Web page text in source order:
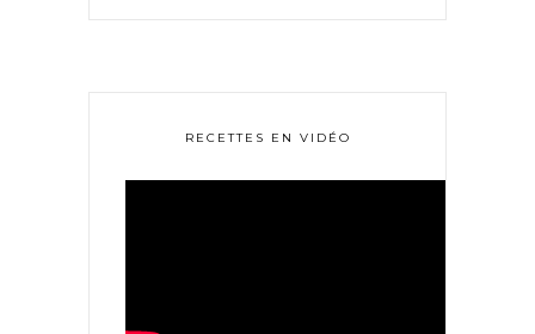
RECETTES EN VIDÉO